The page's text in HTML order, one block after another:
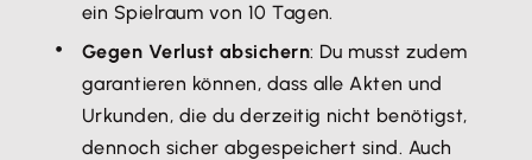
ein Spielraum von 10 Tagen.
Gegen Verlust absichern: Du musst zudem
garantieren können, dass alle Akten und
Urkunden, die du derzeitig nicht benötigst,
dennoch sicher abgespeichert sind. Auch